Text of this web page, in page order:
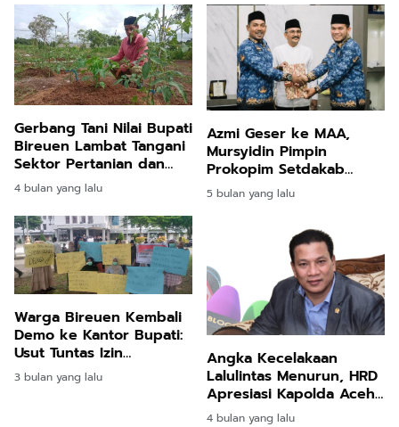
Gerbang Tani Nilai Bupati
Bireuen Lambat Tangani
Sektor Pertanian dan
Perikanan
4 bulan yang lalu
Azmi Geser ke MAA,
Mursyidin Pimpin
Prokopim Setdakab
Bireuen
5 bulan yang lalu
Warga Bireuen Kembali
Demo ke Kantor Bupati:
Usut Tuntas Izin
Perkebunan Sawit
3 bulan yang lalu
Angka Kecelakaan
Lalulintas Menurun, HRD
Apresiasi Kapolda Aceh
dan Jajarannya
4 bulan yang lalu